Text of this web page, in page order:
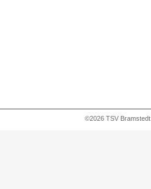
©2026 TSV